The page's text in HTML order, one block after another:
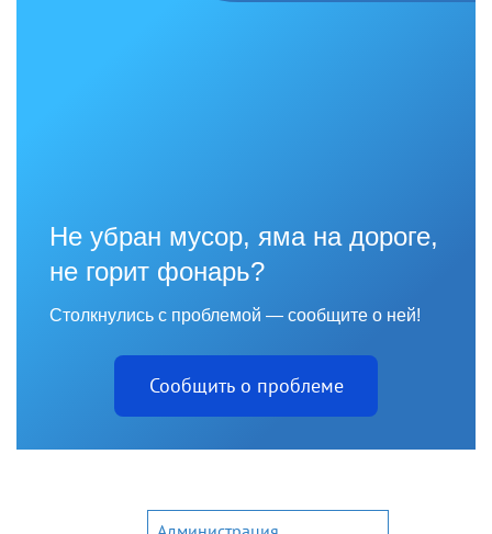
Не убран мусор, яма на дороге,
не горит фонарь?
Столкнулись с проблемой — сообщите о ней!
Сообщить о проблеме